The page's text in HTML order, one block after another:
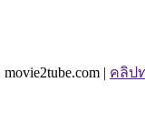
| คลิป